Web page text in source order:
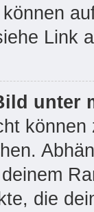
Link
unter
die